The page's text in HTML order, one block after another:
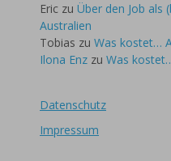
Eric zu Über den Job als
Australien
Tobias zu Was kostet…
Ilona Enz zu Was
Datenschutz
Impressum